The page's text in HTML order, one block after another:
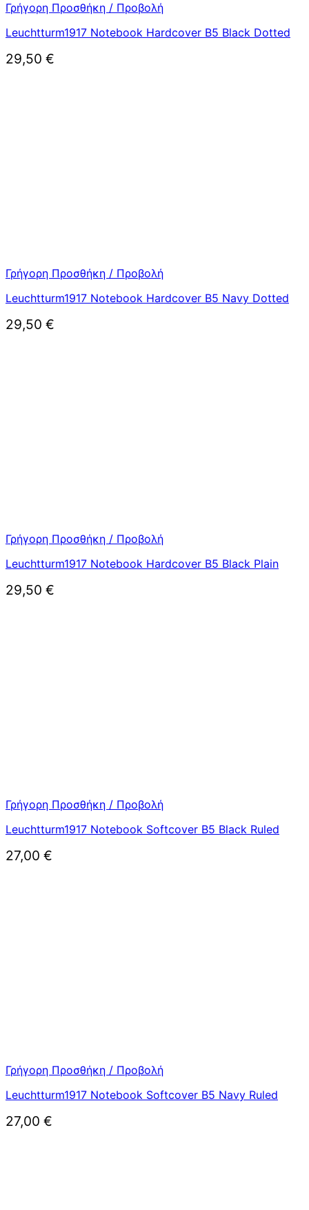
Γρήγορη Προσθήκη / Προβολή
Leuchtturm1917 Notebook Hardcover B5 Black Dotted
29,50 €
Γρήγορη Προσθήκη / Προβολή
Leuchtturm1917 Notebook Hardcover B5 Navy Dotted
29,50 €
Γρήγορη Προσθήκη / Προβολή
Leuchtturm1917 Notebook Hardcover B5 Black Plain
29,50 €
Γρήγορη Προσθήκη / Προβολή
Leuchtturm1917 Notebook Softcover B5 Black Ruled
27,00 €
Γρήγορη Προσθήκη / Προβολή
Leuchtturm1917 Notebook Softcover B5 Navy Ruled
27,00 €